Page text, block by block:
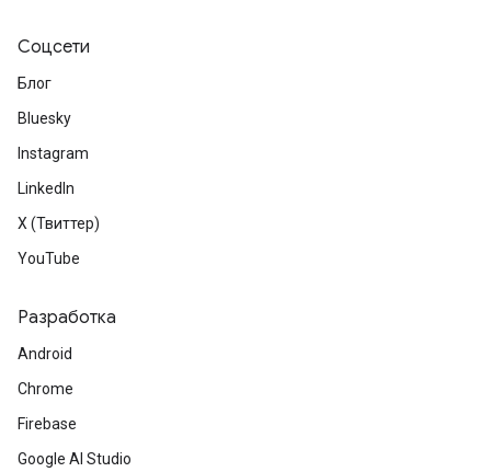
Соцсети
Блог
Bluesky
Instagram
LinkedIn
X (Твиттер)
YouTube
Разработка
Android
Chrome
Firebase
Google AI Studio